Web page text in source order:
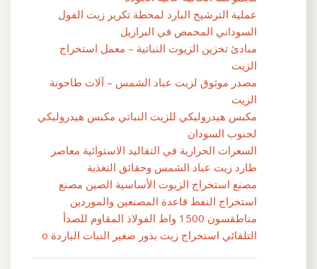
عملية الترشيح البارد لمحطة تكرير زيت الفول
السوداني المحمص في البرازيل
مبادئ تخزين الزيوت النباتية – معمل استخراج
الزيت
مصدر موثوق لزيت عباد الشمس – آلات طاحونة
الزيت
مكبس هيدروليكي للزيت النباتي مكبس هيدروليكي
لجنوب السودان
السعرات الحرارية في التقاليد الاستوائية معاصر
طارد زيت عباد الشمس وحقائق التغذية
مصنع استخراج الزيوت الأساسية الصين مصنع
استخراج النفط قاعدة المصنعين والموردين
مناطقسون 1500 واط الفولاذ المقاوم للصدأ
التلقائي استخراج زيت بذور صغير النبات الباردة o